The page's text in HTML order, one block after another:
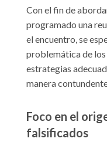
Con el fin de
programado una
el encuentro, se
problemática de
estrategias
manera
Foco en el
falsificados